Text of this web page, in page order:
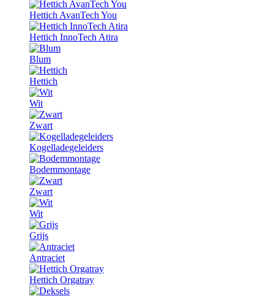
Hettich AvanTech You
Hettich InnoTech Atira
Blum
Hettich
Wit
Zwart
Kogelladegeleiders
Bodemmontage
Zwart
Wit
Grijs
Antraciet
Hettich Orgatray